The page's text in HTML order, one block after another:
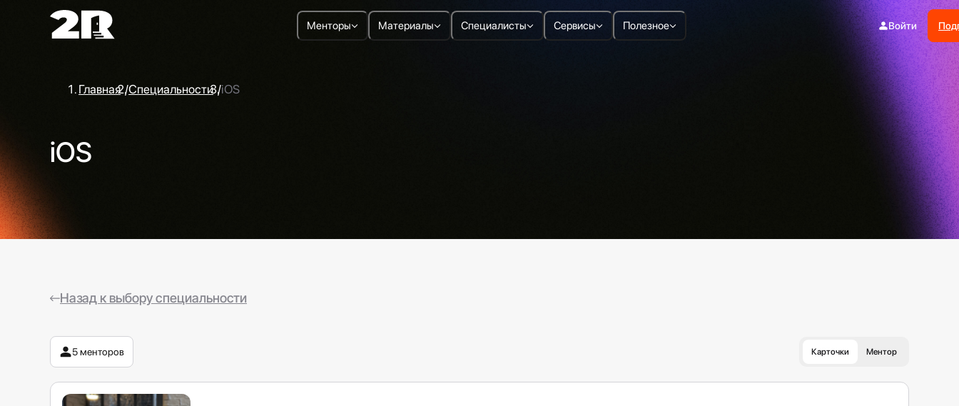
Менторы Материалы Специалисты Сервисы Полезное Войти
Главная /Специальности /iOS
iOS
Назад к выбору специальности
5 менторов Карточки Ментор